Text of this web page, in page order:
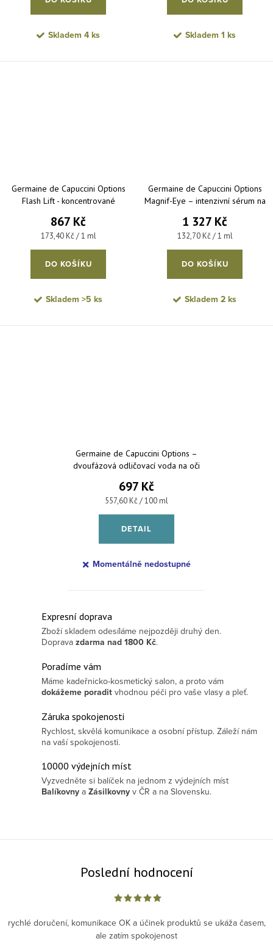
Skladem 4 ks Skladem 1 ks
Germaine de Capuccini Options
Flash Lift - koncentrované
867 Kč
Měrná cena:
173,40 Kč / 1 ml
DO KOŠÍKU
Skladem >5 ks
Germaine de Capuccini Options
Magnif-Eye – intenzivní sérum na
1 327 Kč
Měrná cena:
132,70 Kč / 1 ml
DO KOŠÍKU
Skladem 2 ks
Germaine de Capuccini Options –
dvoufázová odličovací voda na oči
697 Kč
Měrná cena:
557,60 Kč / 100 ml
DETAIL
Momentálně nedostupné
Ovládací prvky výpisu
Expresní doprava
Zboží skladem odesíláme nejpozději druhý den.
Doprava zdarma nad 1800 Kč.
Poradíme vám
Máme kadeřnicko-kosmetický salon, a proto vám
dokážeme poradit vhodnou péči pro vaše vlasy a pleť.
Záruka spokojenosti
Rychlost, skvělá komunikace a osobní přístup. Záleží nám
na vaší spokojenosti.
10000 výdejních míst
Vyzvedněte si balíček na jednom z výdejních míst
Balíkovny a Zásilkovny v ČR a na Slovensku.
Poslední hodnocení
rychlé doručení, komunikace OK a účinek produktů se ukáža časem,
ale zatím spokojenost